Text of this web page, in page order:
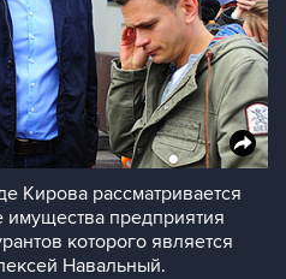
Кирова рассматривается
имущества предприятия
которого является
Навальный.